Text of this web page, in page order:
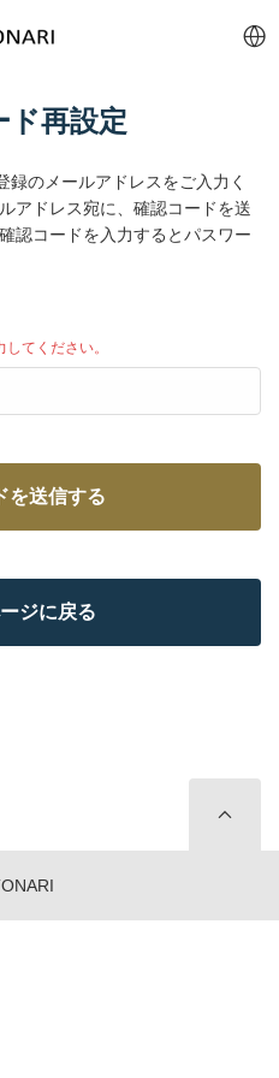
ド再設定
のメールアドレスをご入力く
アドレス宛に、確認コードを送
認コードを入力するとパスワー
てください。
を送信する
ジに戻る